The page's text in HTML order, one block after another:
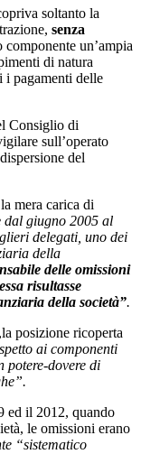
soltanto la
senza
componente un’ampia
di natura
i pagamenti delle
Consiglio di
sull’operato
del
mera carica di
dal giugno 2005 al
delegati, uno dei
della
delle omissioni
risultasse
della società”.
posizione ricoperta
ai componenti
potere-dovere di
ed il 2012, quando
le omissioni erano
“sistematico